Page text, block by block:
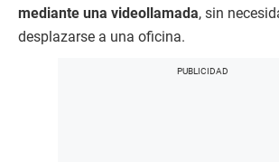
mediante una videollamada, sin
desplazarse a una oficina.